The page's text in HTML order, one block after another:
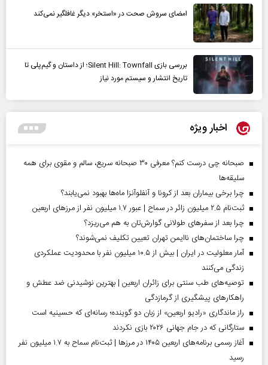
امضای سروش صحت در «استخر» دیگر غافلگیر نمی‌کند
بررسی بازی Silent Hill: Townfall؛ از داستان و گیم‌پلی تا
تاریخ انتشار و سیستم مورد نیاز
اخبار ویژه
صبحانه چی درست کنم؟ معرفی ۳۰ صبحانه سریع، سالم و مقوی برای همه
سلیقه‌ها
چرا برخی بیماران بعد از کرونا و آنفلوآنزا ماه‌ها بهبود نمی‌یابند؟
ثبت‌نام ۲.۵ میلیون زائر در سماح | عبور ۱.۷ میلیون نفر از مرز‌های اربعین
چرا بعد از سفرهای طولانی گوارش‌تان به هم می‌ریزد؟
چرا ساختمان‌های ناایمن تهران تعیین تکلیف نمی‌شوند؟
آمار معلولیت در ایران | بیش از ۱۰.۵ میلیون نفر با محدودیت عملکردی
زندگی می‌کنند
توصیه‌های طب سنتی برای زائران اربعین | بهترین نوشیدنی ضد عطش و
راهکارهای پیشگیری از گرمازدگی
راز ماندگاری «رادیو اربعین» از زبان دو گوینده؛ رسانه‌ای که حسینیه است
ستارگانی که در جام جهانی ۲۰۲۶ بازی نکردند
آغاز رسمی برنامه‌های اربعین ۱۴۰۵ در مرز‌ها | ثبت‌نام سماح به ۱.۷ میلیون نفر
رسید